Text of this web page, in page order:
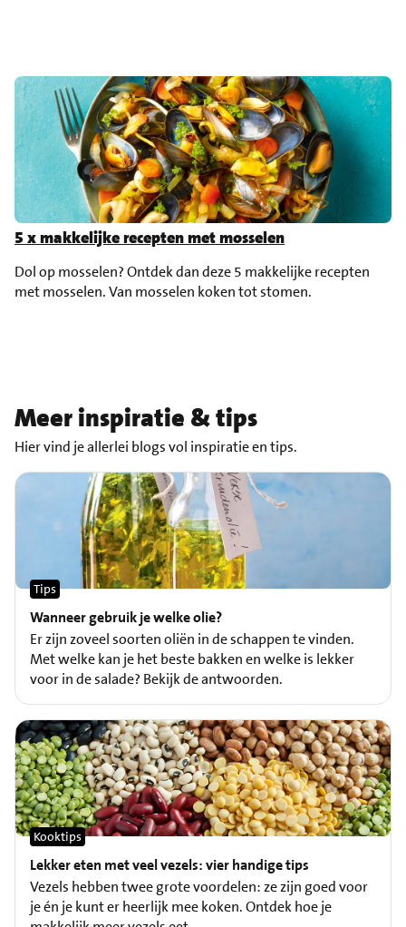
5 x makkelijke recepten met mosselen
Dol op mosselen? Ontdek dan deze 5 makkelijke recepten
met mosselen. Van mosselen koken tot stomen.
Meer inspiratie & tips
Hier vind je allerlei blogs vol inspiratie en tips.
Wanneer gebruik je welke olie?
Tips
Er zijn zoveel soorten oliën in de schappen te vinden.
Met welke kan je het beste bakken en welke is lekker
voor in de salade? Bekijk de antwoorden.
Lekker eten met veel vezels: vier handige tips
Kooktips
Vezels hebben twee grote voordelen: ze zijn goed voor
je én je kunt er heerlijk mee koken. Ontdek hoe je